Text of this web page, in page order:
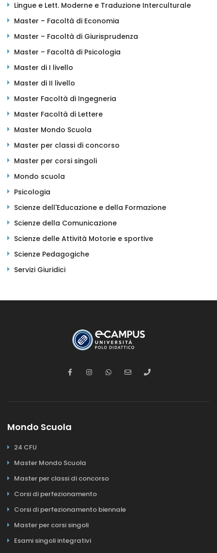
Lingue e Lett. Moderne e Traduzione Interculturale
Master – Facoltà di Economia
Master – Facoltà di Giurisprudenza
Master – Facoltà di Psicologia
Master di I livello
Master di II livello
Master Facoltà di Ingegneria
Master Facoltà di Lettere
Master Mondo Scuola
Master per classi di concorso
Master per corsi singoli
Mondo scuola
Psicologia
Scienze dell'Educazione e della Formazione
Scienze della Comunicazione
Scienze delle Attività Motorie e sportive
Scienze Pedagogiche
Servizi Giuridici
Mondo Scuola
24 CFU
Master Mondo Scuola
Master per classi di concorso
Corsi di perfezionamento
Corsi di perfezionamento biennale
Master per corsi singoli
Esami singoli integrativi